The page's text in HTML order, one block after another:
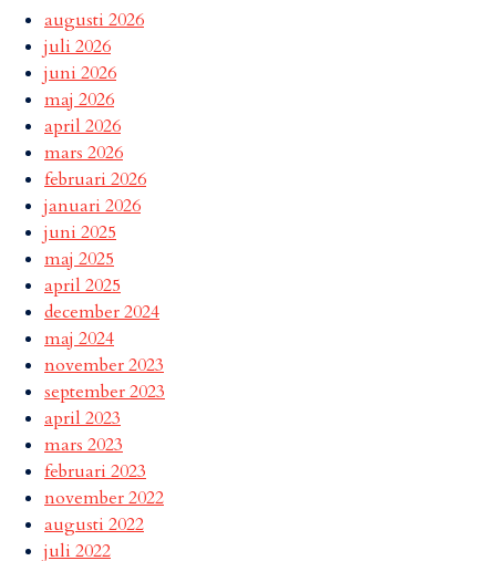
augusti 2026
juli 2026
juni 2026
maj 2026
april 2026
mars 2026
februari 2026
januari 2026
juni 2025
maj 2025
april 2025
december 2024
maj 2024
november 2023
september 2023
april 2023
mars 2023
februari 2023
november 2022
augusti 2022
juli 2022